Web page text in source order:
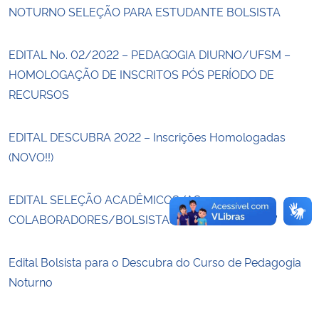
Secretaria-Geral
Gabinete de Segurança Institucional
Banco Central do Brasil
Planalto
NOTURNO SELEÇÃO PARA ESTUDANTE BOLSISTA
EDITAL No. 02/2022 – PEDAGOGIA DIURNO/UFSM –
HOMOLOGAÇÃO DE INSCRITOS PÓS PERÍODO DE
RECURSOS
EDITAL DESCUBRA 2022 – Inscrições Homologadas
(NOVO!!)
EDITAL SELEÇÃO ACADÊMICOS/AS
COLABORADORES/BOLSISTAS “DESCUBRA 2022”
Edital Bolsista para o Descubra do Curso de Pedagogia
Noturno